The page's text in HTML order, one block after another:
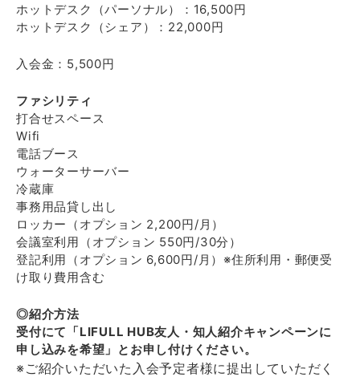
ホットデスク（パーソナル）：16,500円
ホットデスク（シェア）：22,000円
入会金：5,500円
ファシリティ
打合せスペース
Wifi
電話ブース
ウォーターサーバー
冷蔵庫
事務用品貸し出し
ロッカー（オプション 2,200円/月）
会議室利用（オプション 550円/30分）
登記利用（オプション 6,600円/月）※住所利用・郵便受
け取り費用含む
◎紹介方法
受付にて「LIFULL HUB友人・知人紹介キャンペーンに
申し込みを希望」とお申し付けください。
※ご紹介いただいた入会予定者様に提出していただく